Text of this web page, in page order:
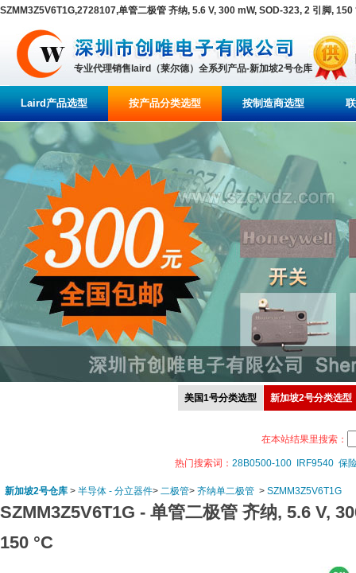
SZMM3Z5V6T1G,2728107,单管二极管 齐纳, 5.6 V, 300 mW, SOD-323, 2 引脚,
专业代理销售laird（莱尔德）全系列产品-新加坡2号仓库
Laird产品选型 按产品分类选型 按制造商选型
美国1号分类选型 新加坡2号分类选型
在本站结果里搜索：
热门搜索词： 28B0500-100 IRF9540 保
新加坡2号仓库 > 半导体 - 分立器件> 二极管> 齐纳单二极管 > SZMM3Z5V6T1G
SZMM3Z5V6T1G - 单管二极管 齐纳, 5.6 V,
150 °C